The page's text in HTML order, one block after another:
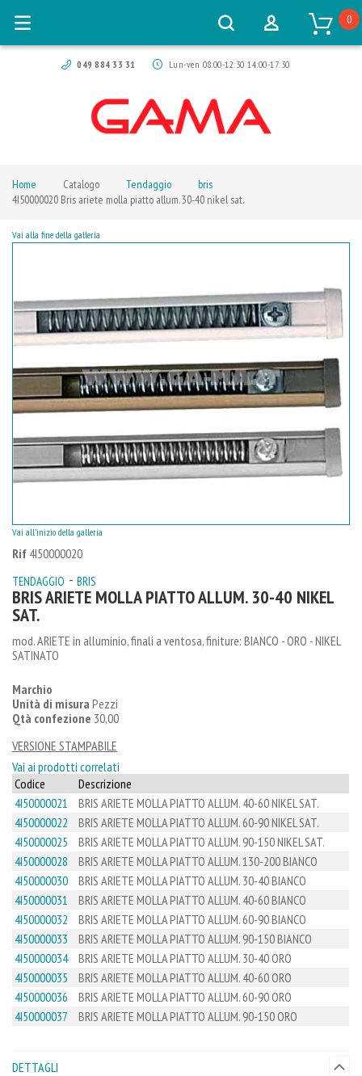
049 884 33 31 Lun-ven 08:00-12:30 14:00-17:30
0
Home Catalogo Tendaggio
bris
4I50000020 Bris ariete molla piatto allum. 30-40 nikel sat.
Rif 4I50000020
TENDAGGIO - BRIS
BRIS ARIETE MOLLA PIATTO ALLUM. 30-40 NIKEL
SAT.
mod. ARIETE in alluminio, finali a ventosa, finiture: BIANCO - ORO - NIKEL
SATINATO
Marchio
Unità di misura Pezzi
Qtà confezione 30,00
VERSIONE STAMPABILE
Vai ai prodotti correlati
Codice
Descrizione
4I50000021
BRIS ARIETE MOLLA PIATTO ALLUM. 40-60 NIKEL SAT.
4I50000022
BRIS ARIETE MOLLA PIATTO ALLUM. 60-90 NIKEL SAT.
4I50000025
BRIS ARIETE MOLLA PIATTO ALLUM. 90-150 NIKEL SAT.
4I50000028
BRIS ARIETE MOLLA PIATTO ALLUM. 130-200 BIANCO
4I50000030
BRIS ARIETE MOLLA PIATTO ALLUM. 30-40 BIANCO
4I50000031
BRIS ARIETE MOLLA PIATTO ALLUM. 40-60 BIANCO
4I50000032
BRIS ARIETE MOLLA PIATTO ALLUM. 60-90 BIANCO
4I50000033
BRIS ARIETE MOLLA PIATTO ALLUM. 90-150 BIANCO
4I50000034
BRIS ARIETE MOLLA PIATTO ALLUM. 30-40 ORO
4I50000035
BRIS ARIETE MOLLA PIATTO ALLUM. 40-60 ORO
4I50000036
BRIS ARIETE MOLLA PIATTO ALLUM. 60-90 ORO
4I50000037
BRIS ARIETE MOLLA PIATTO ALLUM. 90-150 ORO
Vai alla fine della galleria
Vai all'inizio della galleria
DETTAGLI